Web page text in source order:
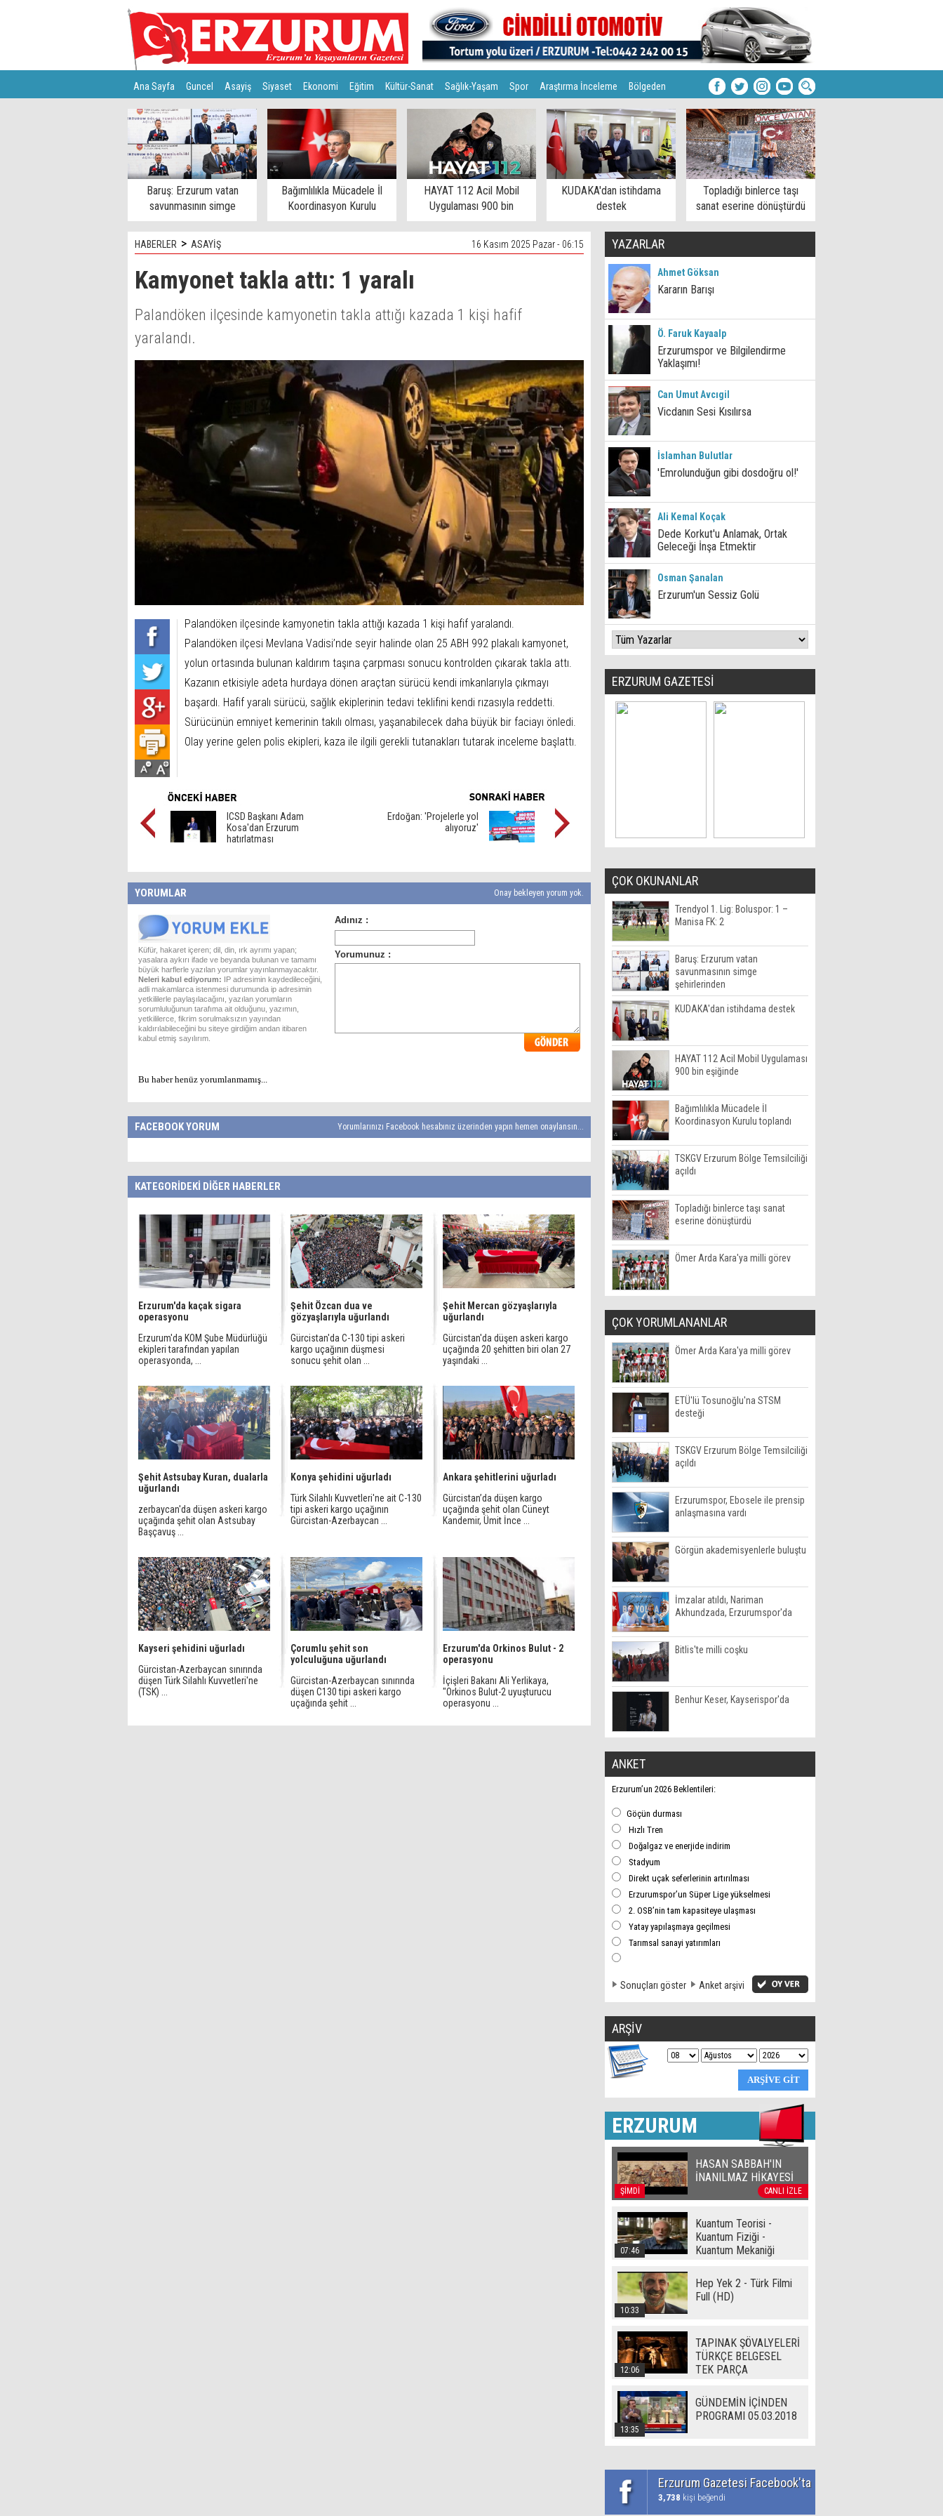
Ana Sayfa Guncel Asayiş Siyaset Ekonomi Eğitim Kültür-Sanat Sağlık-Yaşam Spor Araştırma İnceleme Bölgeden
Türkiye Teknoloji
Baruş: Erzurum vatan
savunmasının simge
şehirlerinden
Bağımlılıkla Mücadele İl
Koordinasyon Kurulu
toplandı
HAYAT 112 Acil Mobil
Uygulaması 900 bin
eşiğinde
KUDAKA'dan istihdama
destek
Topladığı binlerce taşı
sanat eserine dönüştürdü
HABERLER > ASAYİŞ 16 Kasım 2025 Pazar - 06:15
Kamyonet takla attı: 1 yaralı
Palandöken ilçesinde kamyonetin takla attığı kazada 1 kişi hafif
yaralandı.
Palandöken ilçesinde kamyonetin takla attığı kazada 1 kişi hafif yaralandı.
Palandöken ilçesi Mevlana Vadisi’nde seyir halinde olan 25 ABH 992 plakalı kamyonet,
yolun ortasında bulunan kaldırım taşına çarpması sonucu kontrolden çıkarak takla attı.
Kazanın etkisiyle adeta hurdaya dönen araçtan sürücü kendi imkanlarıyla çıkmayı
başardı. Hafif yaralı sürücü, sağlık ekiplerinin tedavi teklifini kendi rızasıyla reddetti.
Sürücünün emniyet kemerinin takılı olması, yaşanabilecek daha büyük bir faciayı önledi.
Olay yerine gelen polis ekipleri, kaza ile ilgili gerekli tutanakları tutarak inceleme başlattı.
ICSD Başkanı Adam
Kosa'dan Erzurum
hatırlatması
Erdoğan: 'Projelerle yol
alıyoruz'
YORUMLAR Onay bekleyen yorum yok.
Küfür, hakaret içeren; dil, din, ırk ayrımı yapan;
yasalara aykırı ifade ve beyanda bulunan ve tamamı
büyük harflerle yazılan yorumlar yayınlanmayacaktır.
Neleri kabul ediyorum: IP adresimin kaydedileceğini,
adli makamlarca istenmesi durumunda ip adresimin
yetkililerle paylaşılacağını, yazılan yorumların
sorumluluğunun tarafıma ait olduğunu, yazımın,
yetkililerce, fikrim sorulmaksızın yayından
kaldırılabileceğini bu siteye girdiğim andan itibaren
kabul etmiş sayılırım.
Bu haber henüz yorumlanmamış...
FACEBOOK YORUM Yorumlarınızı Facebook hesabınız üzerinden yapın hemen onaylansın...
KATEGORİDEKİ DİĞER HABERLER
Erzurum'da kaçak sigara
operasyonu
Erzurum'da KOM Şube Müdürlüğü
ekipleri tarafından yapılan
operasyonda, ...
Şehit Özcan dua ve
gözyaşlarıyla uğurlandı
Gürcistan'da C-130 tipi askeri
kargo uçağının düşmesi
sonucu şehit olan ...
Şehit Mercan gözyaşlarıyla
uğurlandı
Gürcistan'da düşen askeri kargo
uçağında 20 şehitten biri olan 27
yaşındaki ...
Şehit Astsubay Kuran, dualarla
uğurlandı
zerbaycan'da düşen askeri kargo
uçağında şehit olan Astsubay
Başçavuş ...
Konya şehidini uğurladı
Türk Silahlı Kuvvetleri'ne ait C-130
tipi askeri kargo uçağının
Gürcistan-Azerbaycan ...
Ankara şehitlerini uğurladı
Gürcistan’da düşen kargo
uçağında şehit olan Cüneyt
Kandemir, Ümit İnce ...
Kayseri şehidini uğurladı
Gürcistan-Azerbaycan sınırında
düşen Türk Silahlı Kuvvetleri'ne
(TSK) ...
Çorumlu şehit son
yolculuğuna uğurlandı
Gürcistan-Azerbaycan sınırında
düşen C130 tipi askeri kargo
uçağında şehit ...
Erzurum'da Orkinos Bulut - 2
operasyonu
İçişleri Bakanı Ali Yerlikaya,
"Orkinos Bulut-2 uyuşturucu
operasyonu ...
YAZARLAR
Ahmet Göksan
Kararın Barışı
Ö. Faruk Kayaalp
Erzurumspor ve Bilgilendirme
Yaklaşımı!
Can Umut Avcıgil
Vicdanın Sesi Kısılırsa
İslamhan Bulutlar
'Emrolunduğun gibi dosdoğru ol!'
Ali Kemal Koçak
Dede Korkut'u Anlamak, Ortak
Geleceği İnşa Etmektir
Osman Şanalan
Erzurum'un Sessiz Golü
ERZURUM GAZETESİ
ÇOK OKUNANLAR
Trendyol 1. Lig: Boluspor: 1 –
Manisa FK: 2
Baruş: Erzurum vatan
savunmasının simge
şehirlerinden
KUDAKA'dan istihdama destek
HAYAT 112 Acil Mobil Uygulaması
900 bin eşiğinde
Bağımlılıkla Mücadele İl
Koordinasyon Kurulu toplandı
TSKGV Erzurum Bölge Temsilciliği
açıldı
Topladığı binlerce taşı sanat
eserine dönüştürdü
Ömer Arda Kara'ya milli görev
ÇOK YORUMLANANLAR
Ömer Arda Kara'ya milli görev
ETÜ'lü Tosunoğlu'na STSM
desteği
TSKGV Erzurum Bölge Temsilciliği
açıldı
Erzurumspor, Ebosele ile prensip
anlaşmasına vardı
Görgün akademisyenlerle buluştu
İmzalar atıldı, Nariman
Akhundzada, Erzurumspor'da
Bitlis'te milli coşku
Benhur Keser, Kayserispor'da
ANKET
Erzurum’un 2026 Beklentileri:
Göçün durması
Hızlı Tren
Doğalgaz ve enerjide indirim
Stadyum
Direkt uçak seferlerinin artırılması
Erzurumspor’un Süper Lige yükselmesi
2. OSB’nin tam kapasiteye ulaşması
Yatay yapılaşmaya geçilmesi
Tarımsal sanayi yatırımları
Sonuçları göster Anket arşivi
ARŞİV
ERZURUM
ŞİMDİ CANLI İZLE
HASAN SABBAH'IN
İNANILMAZ HİKAYESİ
07:46
Kuantum Teorisi -
Kuantum Fiziği -
Kuantum Mekaniği
10:33
Hep Yek 2 - Türk Filmi
Full (HD)
12:06
TAPINAK ŞÖVALYELERİ
TÜRKÇE BELGESEL
TEK PARÇA
13:35
GÜNDEMİN İÇİNDEN
PROGRAMI 05.03.2018
Erzurum Gazetesi Facebook'ta
3,738 kişi beğendi